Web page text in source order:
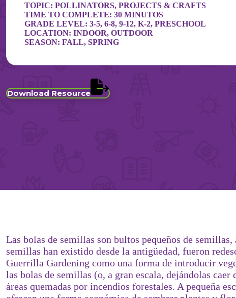
TOPIC: POLLINATORS, PROJECTS & CRAFTS
TIME TO COMPLETE: 30 MINUTOS
GRADE LEVEL: 3-5, 6-8, 9-12, K-2, PRESCHOOL
LOCATION: INDOOR, OUTDOOR
SEASON: FALL, SPRING
Download Resource
Las bolas de semillas son bultos pequeños de
semillas han existido desde la antigüedad, fueron
Guerrilla Gardening como una forma de introducir
las bolas de semillas (o, a gran escala, dejándolas
áreas quemadas por incendios forestales. A pequeña